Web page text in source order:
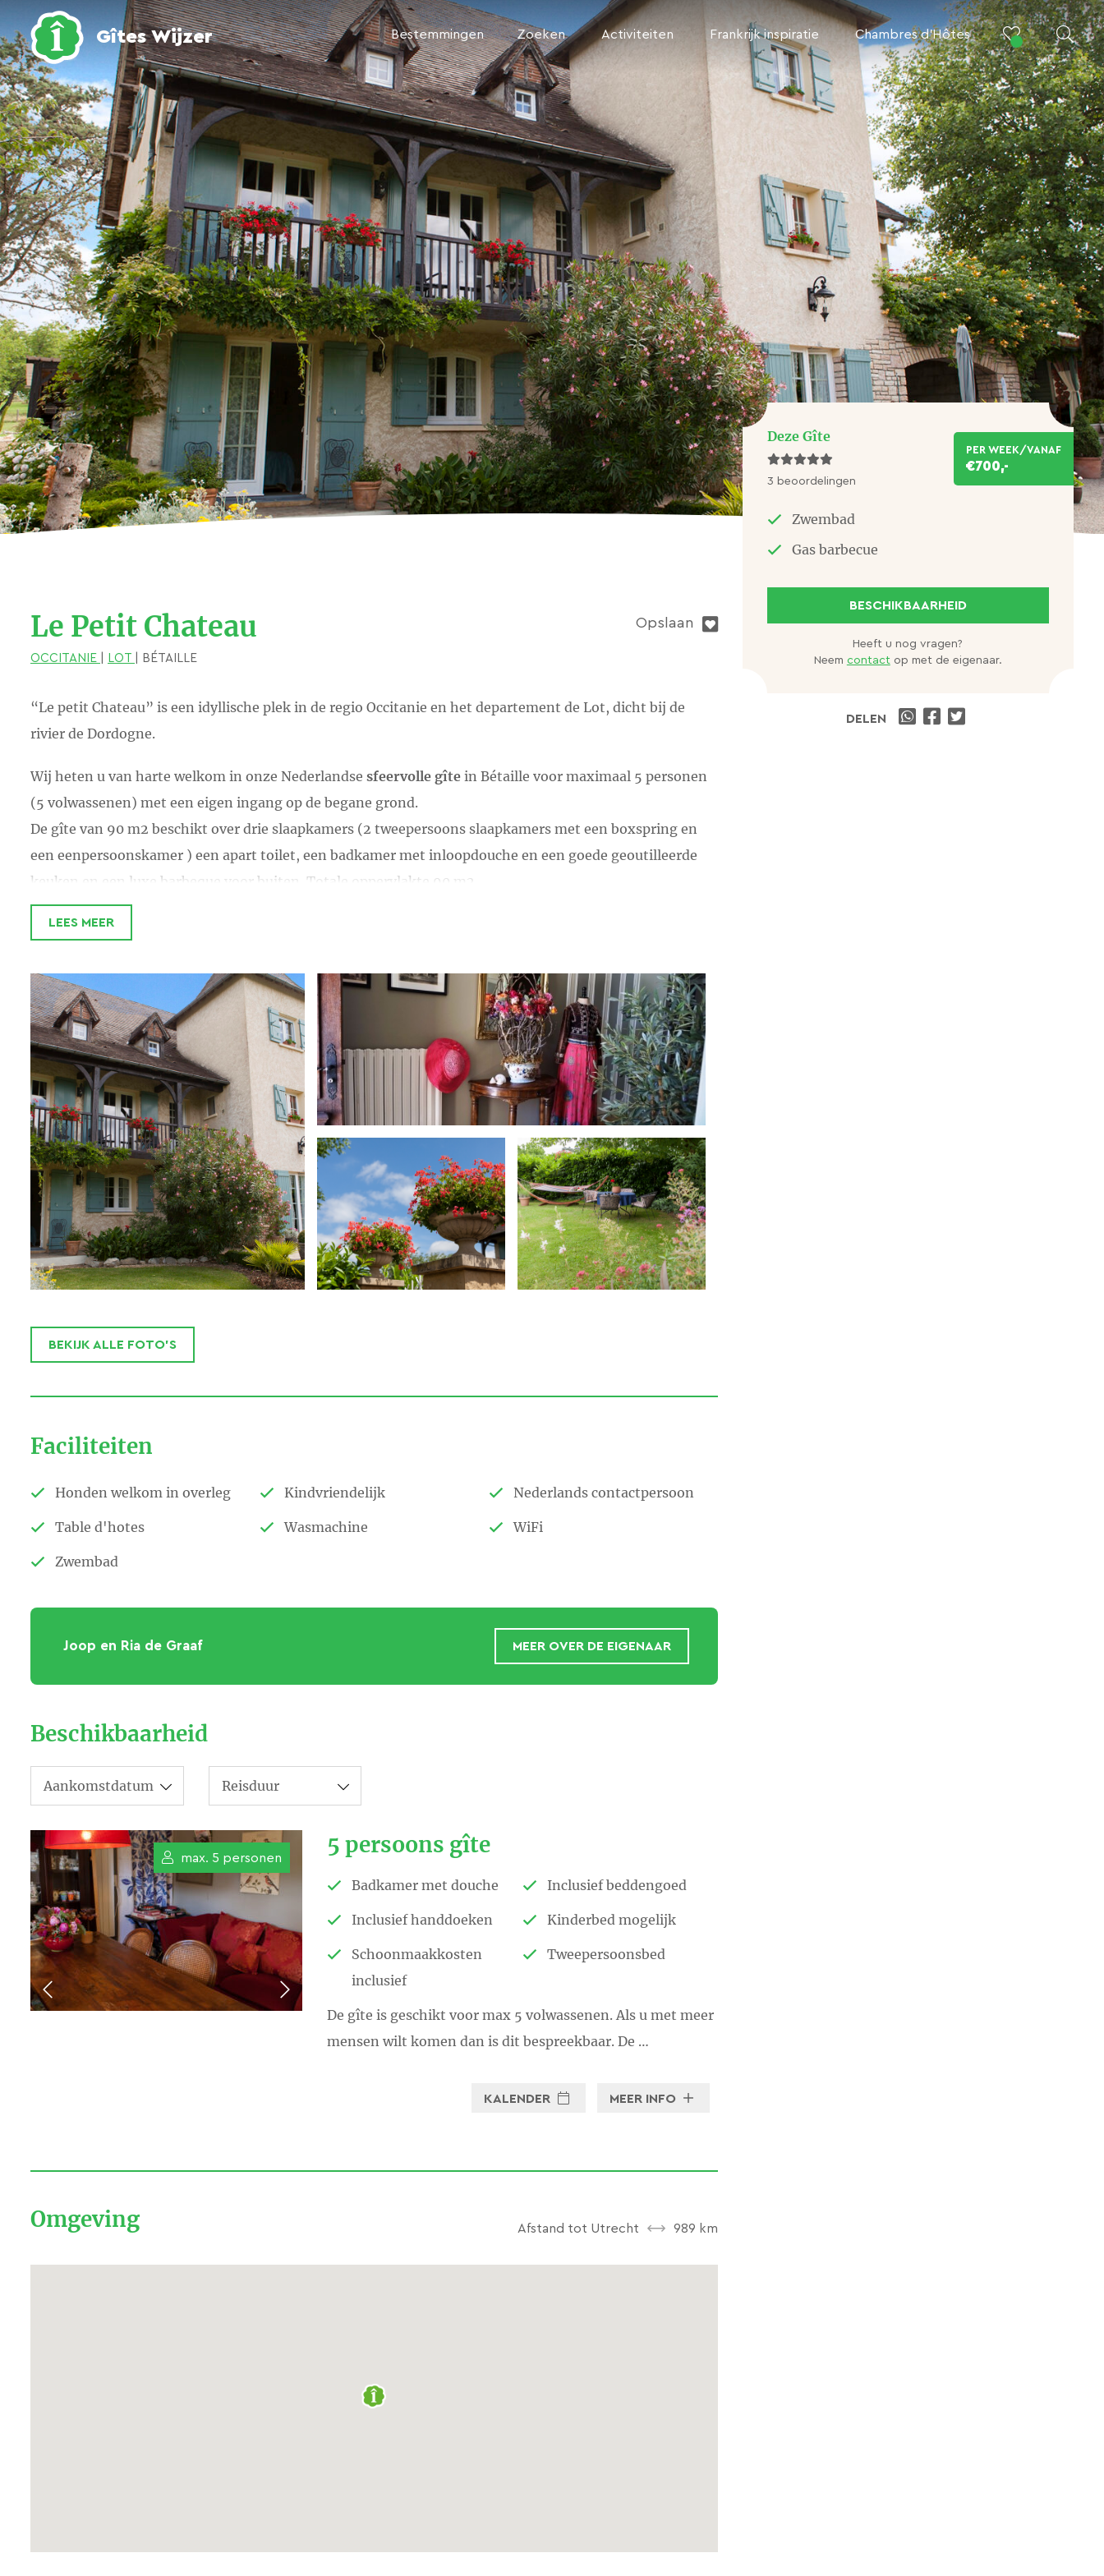
Gîtes Wijzer Bestemmingen Zoeken Activiteiten Frankrijk inspiratie Chambres d’Hôtes
Le Petit Chateau
OCCITANIE LOT | BÉTAILLE
Opslaan
“Le petit Chateau” is een idyllische plek in de regio Occitanie en het departement de Lot, dicht bij de
rivier de Dordogne.
Wij heten u van harte welkom in onze Nederlandse sfeervolle gîte in Bétaille voor maximaal 5 personen
(5 volwassenen) met een eigen ingang op de begane grond.
De gîte van 90 m2 beschikt over drie slaapkamers (2 tweepersoons slaapkamers met een boxspring en
een eenpersoonskamer ) een apart toilet, een badkamer met inloopdouche en een goede geoutilleerde
keuken en een luxe barbeque voor buiten. Totale oppervlakte 90 m2.
Wilt u met meer personen komen, dan is dit mogelijk in overleg. Een
Ook hebben we een grotetuin, alwaar u buiten kunt genieten en eten met veel privacy. De prijs voor de
gîte is all in. Wilt u uw hond meenemen? Dat kan in overleg altijd bij ons!
Verder hebben we veelspeelmogelijkheden
, zoals tafeltennis, trampoline, jeu de boule, badminton,
sjoelen en diverse andere spelletjes.
Ook de omgeving is een oase van rust en ruimte, met een heerlijk mediterraan klimaat. Hier wordt u niet
geplaagd door geluidsoverlast of lichtvervuiling. Zodra het donker is kunt u vaak genieten van de
duizenden sterren.
Zin om te zwemmen? Le Petit chateau beschikt over een ecologischzwembadvan lengte 10 x 5. De diepte
is max 3 mtr.
moestuin.
LEES MEER
BEKIJK ALLE FOTO'S
Faciliteiten
Honden welkom in overleg Kindvriendelijk Nederlands contactpersoon
Table d'hotes Wasmachine WiFi
Zwembad
Joop en Ria de Graaf MEER OVER DE EIGENAAR
Le Petit Chateau wordt gerund door de Nederlandse eigenaren Joop en Ria de Graaf:
“Gastvrij en open minded, mensen een gevoel geven van thuis zijn.”
Wat maakt Le Petit Chateau uniek?
De plek en de rust.
Overweegt u om een hapje mee te eten in Le Petit Chateau?
De specialiteiten van de kok zijn: biologisch puur natuur.
Dineren kunt u al vanaf € 30 per persoon.
Bij Le Petit Chateau kan rekening gehouden worden met onderstaande dieetwensen:
– Vegetarische keuken
– Engels
Beschikbaarheid
max. 5 personen 5 persoons gîte
Badkamer met douche Inclusief beddengoed
Inclusief handdoeken Kinderbed mogelijk
Schoonmaakkosten
inclusief
Tweepersoonsbed
De gîte is geschikt voor max 5 volwassenen. Als u met meer
mensen wilt komen dan is dit bespreekbaar. De …
KALENDER MEER INFO
Omgeving Afstand tot Utrecht 989 km
Deze Gîte
3 beoordelingen
PER WEEK/VANAF
€700,-
Zwembad
Gas barbecue
BESCHIKBAARHEID
Heeft u nog vragen?
Neem contactop met de eigenaar.
DELEN